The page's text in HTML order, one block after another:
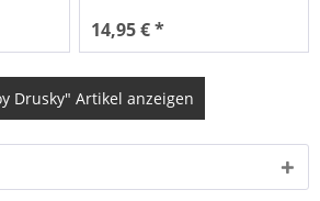
14,95 € *
Drusky" Artikel anzeigen